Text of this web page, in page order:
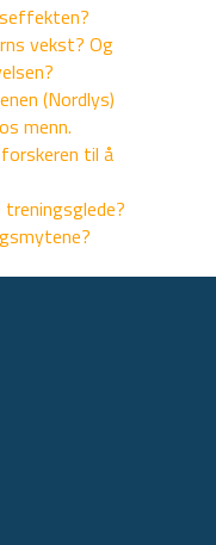
vekst? Og
(Nordlys)
menn.
til å